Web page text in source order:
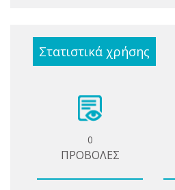
Στατιστικά χρήσης
0
ΠΡΟΒΟΛΕΣ